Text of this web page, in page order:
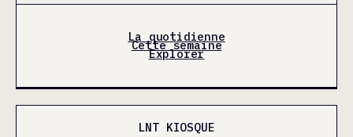
La quotidienne
Cette semaine
Explorer
LNT KIOSQUE